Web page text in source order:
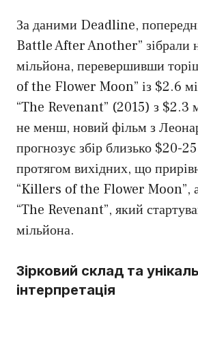
За даними Deadline,
Battle After Another” зібрали
мільйона, перевершивши
of the Flower Moon” із $2.6
“The Revenant” (2015) з $2.3
не менш, новий фільм з
прогнозує збір близько $20-
протягом вихідних, що
“Killers of the Flower Moon”,
“The Revenant”, який
мільйона.
Зірковий склад та
інтерпретація